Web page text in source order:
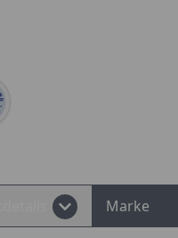
Marke